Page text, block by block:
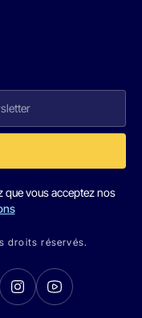
que vous acceptez nos
droits réservés.